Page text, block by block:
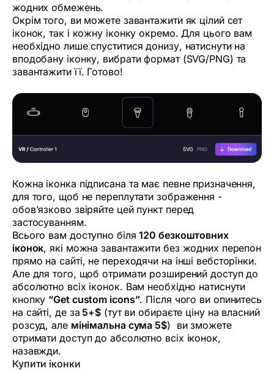
жодних обмежень.
Окрім того, ви можете завантажити як цілий сет
іконок, так і кожну іконку окремо. Для цього вам
необхідно лише спуститися донизу, натиснути на
вподобану іконку, вибрати формат (SVG/PNG) та
завантажити її. Готово!
Кожна іконка підписана та має певне призначення,
для того, щоб не переплутати зображення -
обов’язково звіряйте цей пункт перед
застосуванням.
Всього вам доступно біля120 безкоштовних
іконок, які можна завантажити без жодних перепон
прямо на сайті, не переходячи на інші вебсторінки.
Але для того, щоб отримати розширений доступ до
абсолютно всіх іконок. Вам необхідно натиснути
кнопку “Get custom icons”. Після чого ви опинитесь
на сайті, де за 5+$ (тут ви обираєте ціну на власний
розсуд, але мінімальна сума 5$) ви зможете
отримати доступ до абсолютно всіх іконок,
назавжди.
Купити іконки